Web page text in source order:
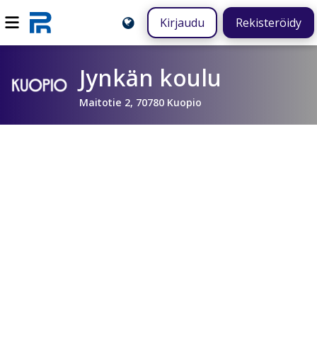
Kirjaudu Rekisteröidy
Jynkän koulu
Maitotie 2, 70780 Kuopio